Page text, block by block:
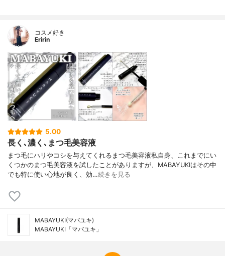
コスメ好き
Eririn
5.00
長く､濃く､まつ毛美容液
まつ毛にハリやコシを与えてくれるまつ毛美容液私自身、これまでにい
くつかのまつ毛美容液を試したことがありますが、MABAYUKIはその中
でも特に使い心地が良く、効…続きを見る
MABAYUKI(マバユキ)
MABAYUKI「マバユキ」